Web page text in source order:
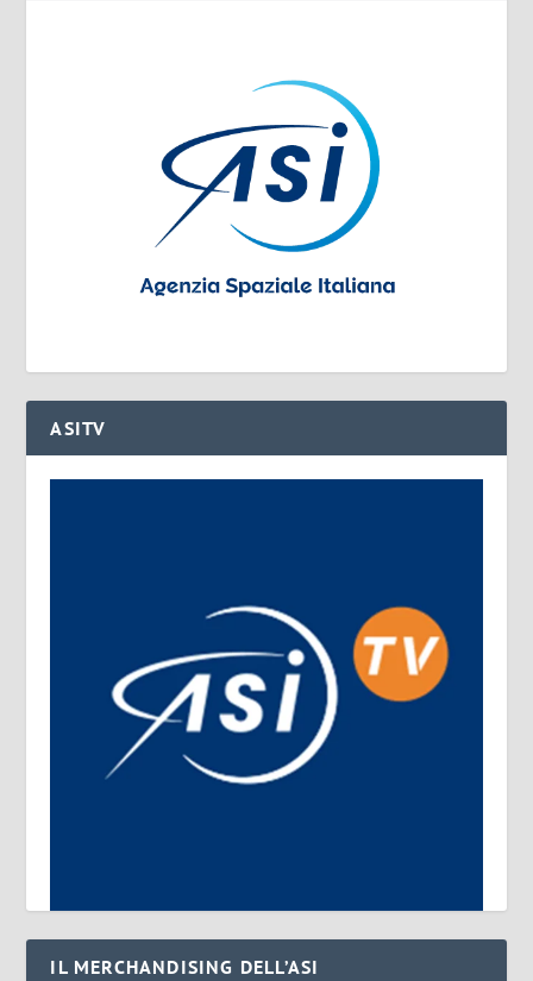
ASITV
IL MERCHANDISING DELL’ASI